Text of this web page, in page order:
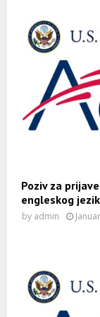
Poziv za
engleskog
by admin